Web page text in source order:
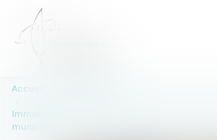
Accueil
Immobilier : les promoteurs dans l'expectative
municipales